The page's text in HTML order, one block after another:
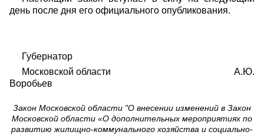
день после дня его официального опубликования.
Губернатор
Московской области А.Ю.
Воробьев
Закон Московской области "О внесении изменений в Закон
Московской области «О дополнительных мероприятиях по
развитию жилищно-коммунального хозяйства и социально-